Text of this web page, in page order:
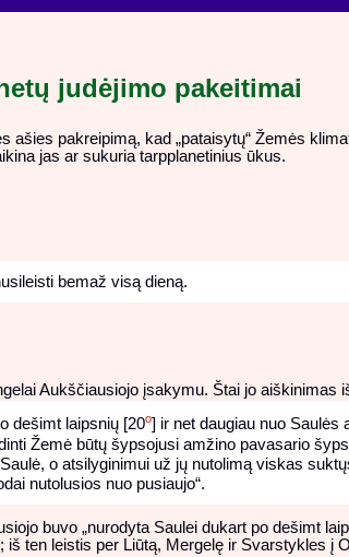
judėjimo pakeitimai
pakreipimą, kad „pataisytų“ Žemės
jas ar sukuria tarpplanetinius ūkus.
bemaž visą dieną.
Aukščiausiojo įsakymu. Štai jo aiškinimas
dešimt laipsnių [20o] ir net daugiau nuo Saulės
Žemė būtų šypsojusi amžino pavasario
o atsilyginimui už jų nutolimą viskas
nutolusios nuo pusiaujo“.
buvo „nurodyta Saulei dukart po dešimt
ten leistis per Liūtą, Mergelę ir Svarstykles į